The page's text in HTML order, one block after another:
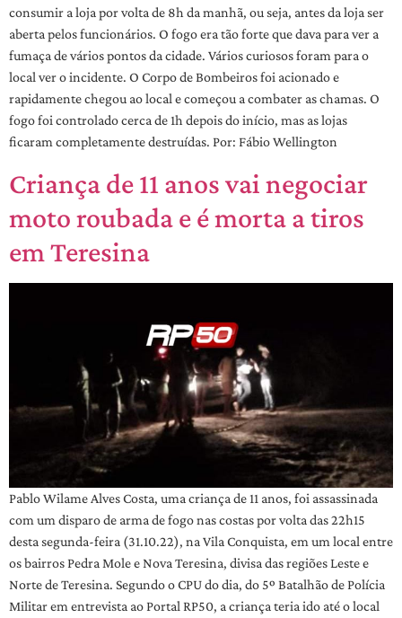
consumir a loja por volta de 8h da manhã, ou seja, antes da loja ser
aberta pelos funcionários. O fogo era tão forte que dava para ver a
fumaça de vários pontos da cidade. Vários curiosos foram para o
local ver o incidente. O Corpo de Bombeiros foi acionado e
rapidamente chegou ao local e começou a combater as chamas. O
fogo foi controlado cerca de 1h depois do início, mas as lojas
ficaram completamente destruídas. Por: Fábio Wellington
Criança de 11 anos vai negociar
moto roubada e é morta a tiros
em Teresina
Pablo Wilame Alves Costa, uma criança de 11 anos, foi assassinada
com um disparo de arma de fogo nas costas por volta das 22h15
desta segunda-feira (31.10.22), na Vila Conquista, em um local entre
os bairros Pedra Mole e Nova Teresina, divisa das regiões Leste e
Norte de Teresina. Segundo o CPU do dia, do 5º Batalhão de Polícia
Militar em entrevista ao Portal RP50, a criança teria ido até o local